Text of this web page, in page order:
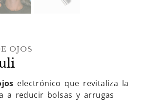
OJOS
electrónico que revitaliza la
a reducir bolsas y arrugas